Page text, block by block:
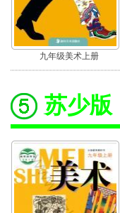
九年级美术上册
苏少版